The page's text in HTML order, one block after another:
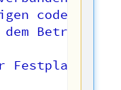
code
Festplatte